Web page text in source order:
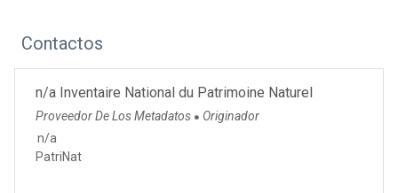
Contactos
n/a Inventaire National du Patrimoine Naturel
Proveedor De Los Metadatos ● Originador
n/a
PatriNat